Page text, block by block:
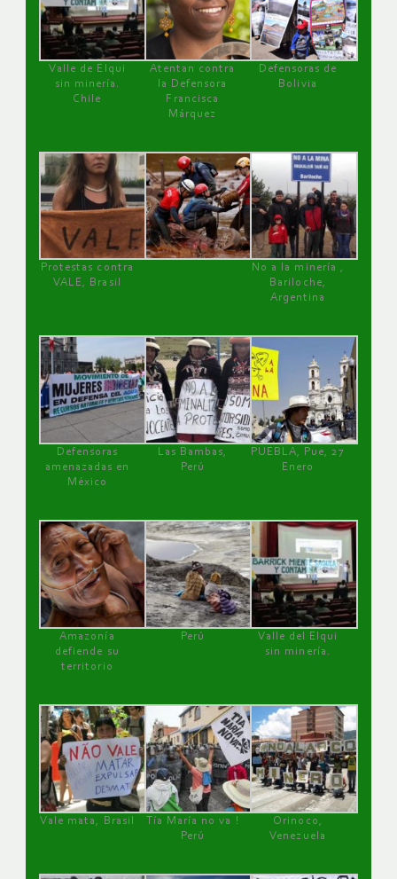
Valle de Elqui
sin minería.
Chile
Atentan contra
la Defensora
Francisca
Márquez
Defensoras de
Bolivia
Protestas contra
VALE, Brasil
No a la minería ,
Bariloche,
Argentina
Defensoras
amenazadas en
México
Las Bambas,
Perú
PUEBLA, Pue, 27
Enero
Amazonía
defiende su
territorio
Perú
Valle del Elqui
sin minería.
Vale mata, Brasil
Tía María no va !
Perú
Orinoco,
Venezuela